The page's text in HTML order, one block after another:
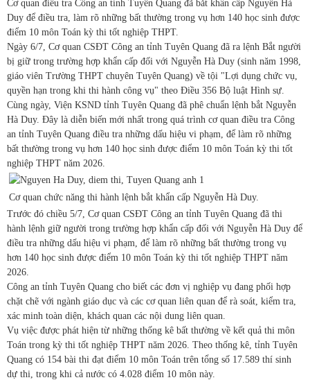
Cơ quan điều tra Công an tỉnh Tuyên Quang đã bắt khẩn cấp Nguyễn Hà
Duy để điều tra, làm rõ những bất thường trong vụ hơn 140 học sinh được
điểm 10 môn Toán kỳ thi tốt nghiệp THPT.
Ngày 6/7, Cơ quan CSĐT Công an tỉnh Tuyên Quang đã ra lệnh Bắt người
bị giữ trong trường hợp khẩn cấp đối với Nguyễn Hà Duy (sinh năm 1998,
giáo viên Trường THPT chuyên Tuyên Quang) về tội "Lợi dụng chức vụ,
quyền hạn trong khi thi hành công vụ" theo Điều 356 Bộ luật Hình sự.
Cùng ngày, Viện KSND tỉnh Tuyên Quang đã phê chuẩn lệnh bắt Nguyễn
Hà Duy. Đây là diễn biến mới nhất trong quá trình cơ quan điều tra Công
an tỉnh Tuyên Quang điều tra những dấu hiệu vi phạm, để làm rõ những
bất thường trong vụ hơn 140 học sinh được điểm 10 môn Toán kỳ thi tốt
nghiệp THPT năm 2026.
Cơ quan chức năng thi hành lệnh bắt khẩn cấp Nguyễn Hà Duy.
Trước đó chiều 5/7, Cơ quan CSĐT Công an tỉnh Tuyên Quang đã thi
hành lệnh giữ người trong trường hợp khẩn cấp đối với Nguyễn Hà Duy để
điều tra những dấu hiệu vi phạm, để làm rõ những bất thường trong vụ
hơn 140 học sinh được điểm 10 môn Toán kỳ thi tốt nghiệp THPT năm
2026.
Công an tỉnh Tuyên Quang cho biết các đơn vị nghiệp vụ đang phối hợp
chặt chẽ với ngành giáo dục và các cơ quan liên quan để rà soát, kiểm tra,
xác minh toàn diện, khách quan các nội dung liên quan.
Vụ việc được phát hiện từ những thống kê bất thường về kết quả thi môn
Toán trong kỳ thi tốt nghiệp THPT năm 2026. Theo thống kê, tỉnh Tuyên
Quang có 154 bài thi đạt điểm 10 môn Toán trên tổng số 17.589 thí sinh
dự thi, trong khi cả nước có 4.028 điểm 10 môn này.